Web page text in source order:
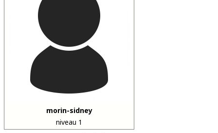
morin-sidney
niveau 1